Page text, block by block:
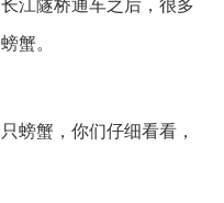
江隧桥通车之后，很多
蟹。
蟹，你们仔细看看，